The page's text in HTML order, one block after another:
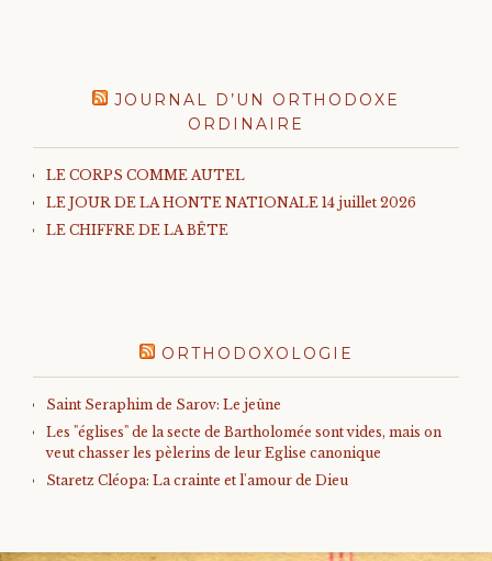
JOURNAL D’UN ORTHODOXE
ORDINAIRE
LE CORPS COMME AUTEL
LE JOUR DE LA HONTE NATIONALE 14 juillet 2026
LE CHIFFRE DE LA BÊTE
ORTHODOXOLOGIE
Saint Seraphim de Sarov: Le jeûne
Les "églises" de la secte de Bartholomée sont vides, mais on
veut chasser les pèlerins de leur Eglise canonique
Staretz Cléopa: La crainte et l'amour de Dieu